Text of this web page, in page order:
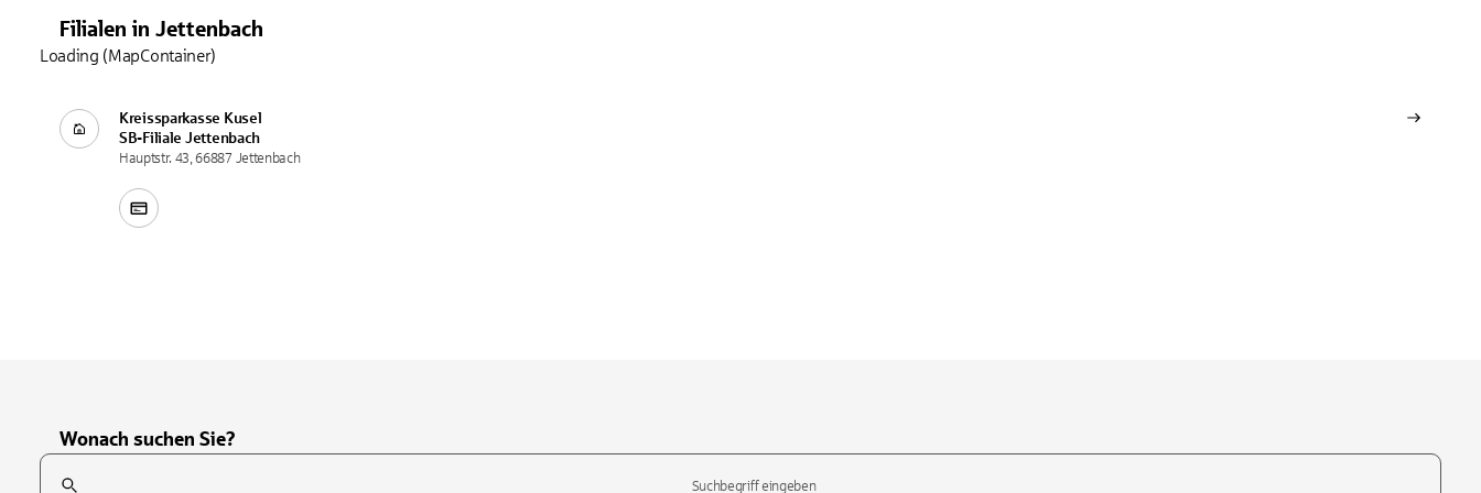
Filialen in Jettenbach
Kreissparkasse Kusel
SB-Filiale Jettenbach
Hauptstr. 43, 66887 Jettenbach
Loading (MapContainer)
Wonach suchen Sie?
Suchfeld